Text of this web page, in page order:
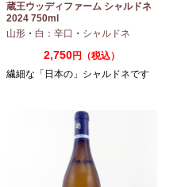
蔵王ウッディファーム シャルドネ
2024 750ml
山形 ・ 白：辛口 ・ シャルドネ
2,750円（税込）
繊細な「日本の」シャルドネです